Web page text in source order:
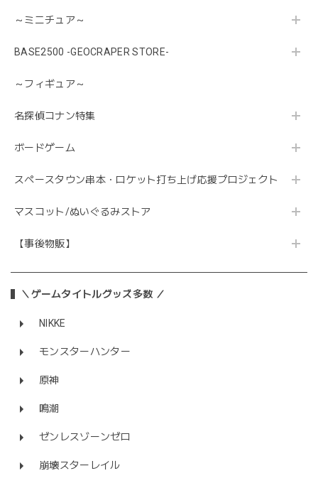
～ミニチュア～
BASE2500 -GEOCRAPER STORE-
～フィギュア～
名探偵コナン特集
ボードゲーム
スペースタウン串本・ロケット打ち上げ応援プロジェクト
マスコット/ぬいぐるみストア
【事後物販】
＼ゲームタイトルグッズ多数 ／
NIKKE
モンスターハンター
原神
鳴潮
ゼンレスゾーンゼロ
崩壊スターレイル